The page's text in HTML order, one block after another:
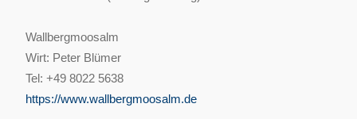
Wallbergmoosalm
Wirt: Peter Blümer
Tel: +49 8022 5638
https://www.wallbergmoosalm.de